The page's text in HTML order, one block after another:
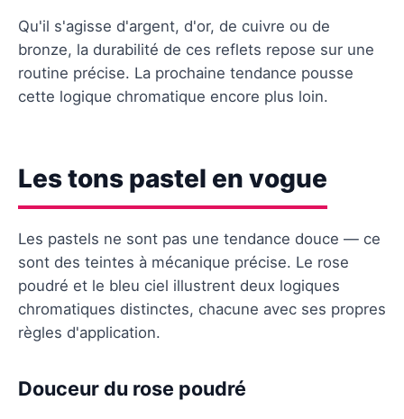
Qu'il s'agisse d'argent, d'or, de cuivre ou de
bronze, la durabilité de ces reflets repose sur une
routine précise. La prochaine tendance pousse
cette logique chromatique encore plus loin.
Les tons pastel en vogue
Les pastels ne sont pas une tendance douce — ce
sont des teintes à mécanique précise. Le rose
poudré et le bleu ciel illustrent deux logiques
chromatiques distinctes, chacune avec ses propres
règles d'application.
Douceur du rose poudré